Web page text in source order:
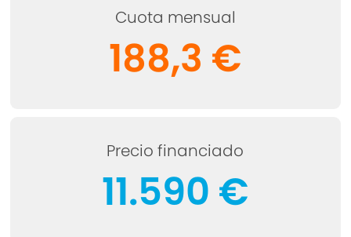
Cuota mensual
188,3 €
Precio financiado
11.590 €